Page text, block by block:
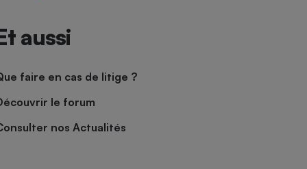
aussi
faire en cas de litige ?
le forum
nos Actualités